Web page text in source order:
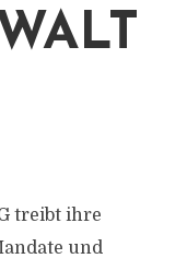
treibt ihre
und